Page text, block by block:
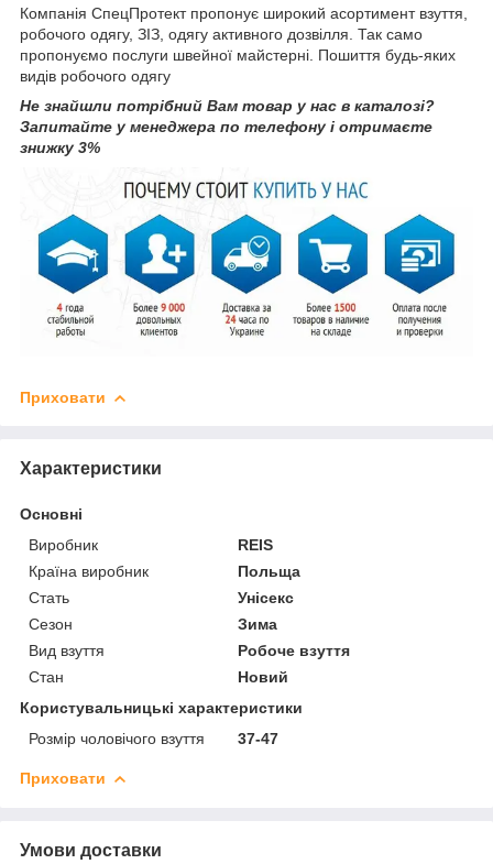
Компанія СпецПротект пропонує широкий асортимент взуття,
робочого одягу, ЗІЗ, одягу активного дозвілля. Так само
пропонуємо послуги швейної майстерні. Пошиття будь-яких
видів робочого одягу
Не знайшли потрібний Вам товар у нас в каталозі?
Запитайте у менеджера по телефону і отримаєте
знижку 3%
Приховати
Характеристики
Основні
Виробник
REIS
Країна виробник
Польща
Стать
Унісекс
Сезон
Зима
Вид взуття
Робоче взуття
Стан
Новий
Користувальницькі характеристики
Розмір чоловічого взуття
37-47
Приховати
Умови доставки